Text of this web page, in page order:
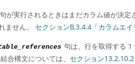
句が実行されるときはまだカラム値が決定
ません。 セクションB.3.4.4「カラムエイ
句は、行を取得する
合構文については、 セクション13.2.10.2